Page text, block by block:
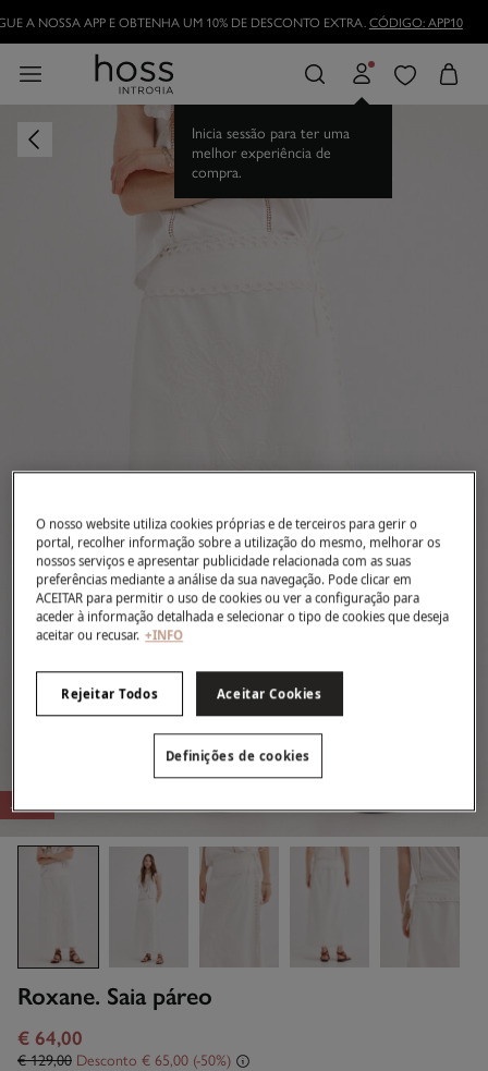
A NOSSA APP E OBTENHA UM 10% DE DESCONTO EXTRA.CÓDIGO: APP10
Inicia sessão para ter uma
melhor experiência de
compra.
-50%
Roxane. Saia páreo
€ 64,00
€ 129,00 Desconto € 65,00 50
O nosso website utiliza cookies próprias e de terceiros para gerir o
portal, recolher informação sobre a utilização do mesmo, melhorar os
nossos serviços e apresentar publicidade relacionada com as suas
preferências mediante a análise da sua navegação. Pode clicar em
ACEITAR para permitir o uso de cookies ou ver a configuração para
aceder à informação detalhada e selecionar o tipo de cookies que deseja
aceitar ou recusar. +INFO
Rejeitar Todos Aceitar Cookies
Definições de cookies